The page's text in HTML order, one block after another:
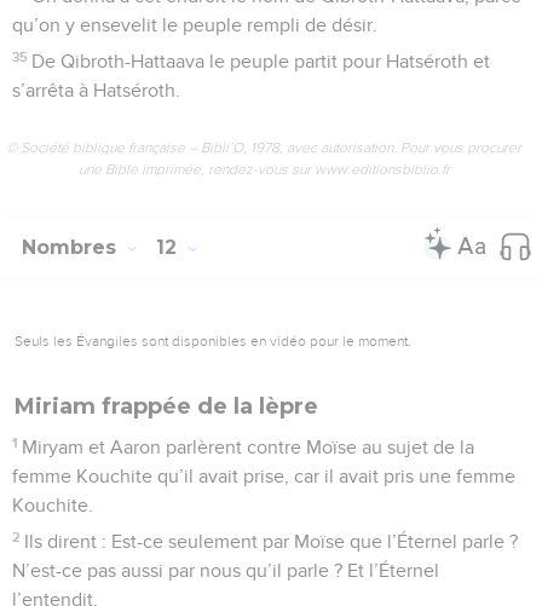
qu’on y ensevelit le peuple rempli de désir.
35 De Qibroth-Hattaava le peuple partit pour Hatséroth et
s’arrêta à Hatséroth.
© Société biblique française – Bibli’O, 1978, avec autorisation. Pour vous procurer
une Bible imprimée, rendez-vous sur www.editionsbiblio.fr
Nombres 12
Seuls les Évangiles sont disponibles en vidéo pour le moment.
Miriam frappée de la lèpre
1 Miryam et Aaron parlèrent contre Moïse au sujet de la
femme Kouchite qu’il avait prise, car il avait pris une femme
Kouchite.
2 Ils dirent : Est-ce seulement par Moïse que l’Éternel parle ?
N’est-ce pas aussi par nous qu’il parle ? Et l’Éternel
l’entendit.